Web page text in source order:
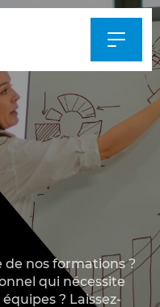
au
de nos formations ?
qui nécessite
? Laissez-